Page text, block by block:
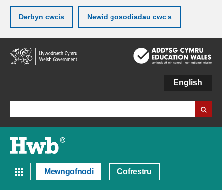
Derbyn cwcis Newid gosodiadau cwcis
Neidio
i'r
prif
English
Mewngofnodi Cofrestru